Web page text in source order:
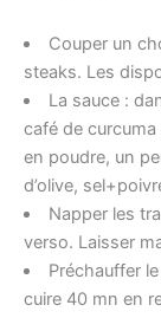
Couper un
steaks. Les
La sauce :
café de
en poudre, un
d’olive,
Napper les
verso. Laisser
Préchauffer
cuire 40 mn en